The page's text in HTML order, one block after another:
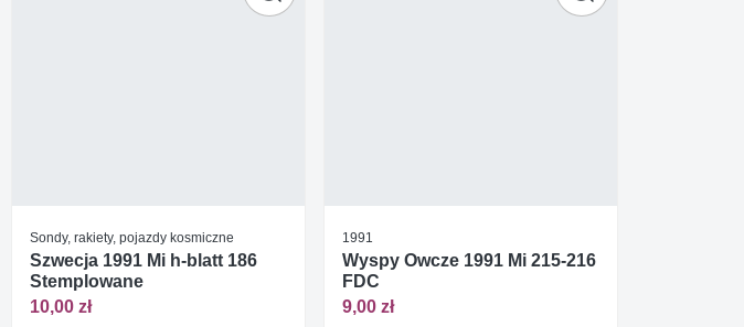
Sondy, rakiety, pojazdy kosmiczne
Szwecja 1991 Mi h-blatt 186
Stemplowane
10,00 zł
1991
Wyspy Owcze 1991 Mi 215-216
FDC
9,00 zł